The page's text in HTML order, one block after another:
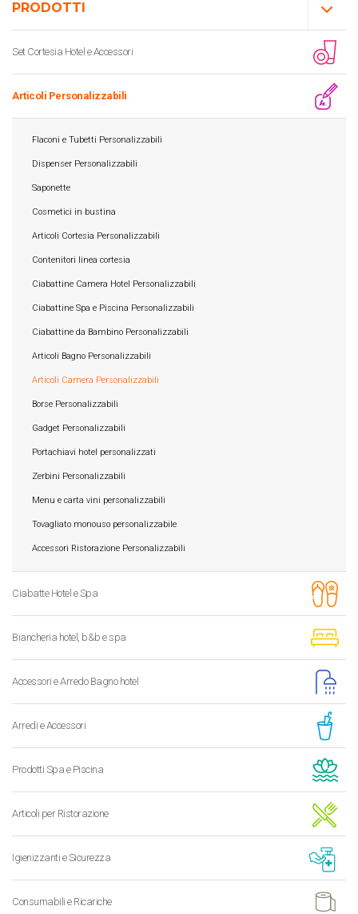
PRODOTTI
Set Cortesia Hotel e Accessori
Articoli Personalizzabili
Flaconi e Tubetti Personalizzabili
Dispenser Personalizzabili
Saponette
Cosmetici in bustina
Articoli Cortesia Personalizzabili
Contenitori linea cortesia
Ciabattine Camera Hotel Personalizzabili
Ciabattine Spa e Piscina Personalizzabili
Ciabattine da Bambino Personalizzabili
Articoli Bagno Personalizzabili
Articoli Camera Personalizzabili
Borse Personalizzabili
Gadget Personalizzabili
Portachiavi hotel personalizzati
Zerbini Personalizzabili
Menu e carta vini personalizzabili
Tovagliato monouso personalizzabile
Accessori Ristorazione Personalizzabili
Ciabatte Hotel e Spa
Biancheria hotel, b&b e spa
Accessori e Arredo Bagno hotel
Arredi e Accessori
Prodotti Spa e Piscina
Articoli per Ristorazione
Igienizzanti e Sicurezza
Consumabili e Ricariche